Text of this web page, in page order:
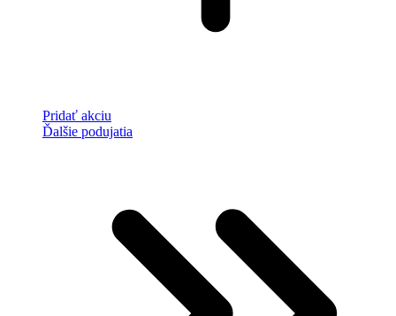
Pridať akciu
Ďalšie podujatia